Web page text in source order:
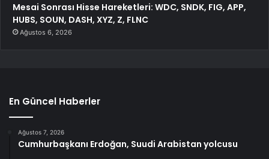
Mesai Sonrası Hisse Hareketleri: WDC, SNDK, FIG, APP,
HUBS, SOUN, DASH, XYZ, Z, FLNC
Ağustos 6, 2026
En Güncel Haberler
Ağustos 7, 2026
Cumhurbaşkanı Erdoğan, Suudi Arabistan yolcusu